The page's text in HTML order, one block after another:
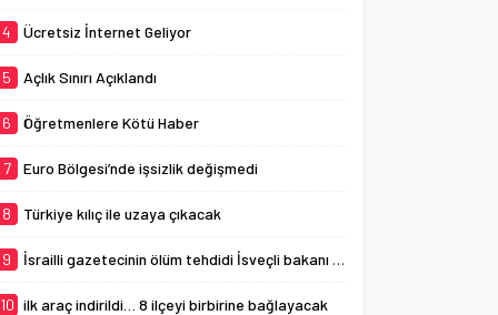
4 Ücretsiz İnternet Geliyor
5 Açlık Sınırı Açıklandı
6 Öğretmenlere Kötü Haber
7 Euro Bölgesi’nde işsizlik değişmedi
8 Türkiye kılıç ile uzaya çıkacak
9 İsrailli gazetecinin ölüm tehdidi İsveçli bakanı ağlattı
10 ilk araç indirildi… 8 ilçeyi birbirine bağlayacak